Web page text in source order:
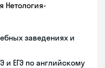
Нетология-
заведениях и
и ЕГЭ по английскому